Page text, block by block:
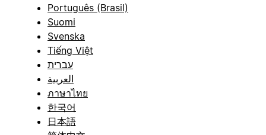
Português (Brasil)
Suomi
Svenska
Tiếng Việt
עברית
العربية
ภาษาไทย
한국어
日本語